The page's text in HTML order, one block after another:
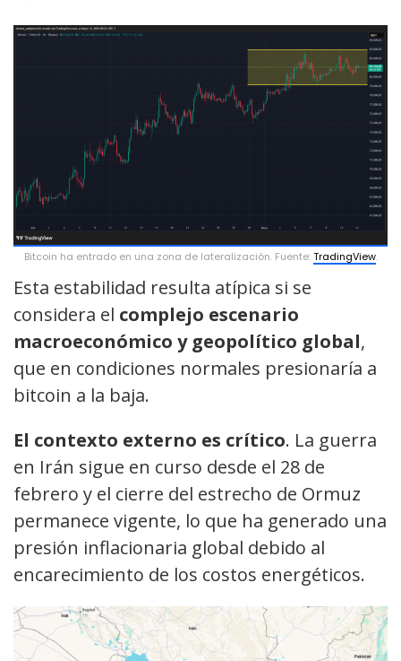
Bitcoin ha entrado en una zona de lateralización. Fuente:TradingView.
Esta estabilidad resulta atípica si se
considera el complejo escenario
macroeconómico y geopolítico global,
que en condiciones normales presionaría a
bitcoin a la baja.
El contexto externo es crítico. La guerra
en Irán sigue en curso desde el 28 de
febrero y el cierre del estrecho de Ormuz
permanece vigente, lo que ha generado una
presión inflacionaria global debido al
encarecimiento de los costos energéticos.